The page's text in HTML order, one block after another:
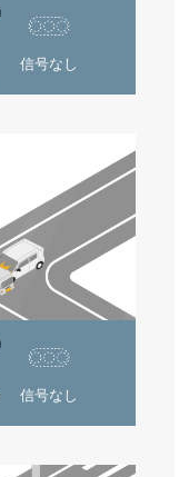
信号なし
信号なし